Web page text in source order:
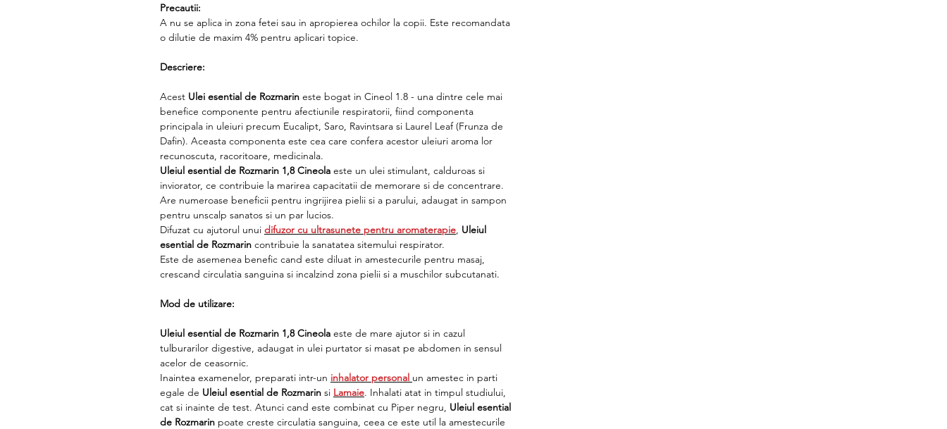
Precautii:
A nu se aplica in zona fetei sau in apropierea ochilor la copii. Este recomandata
o dilutie de maxim 4% pentru aplicari topice.
Descriere:
Acest Ulei esential de Rozmarin este bogat in Cineol 1.8 - una dintre cele mai
benefice componente pentru afectiunile respiratorii, fiind componenta
principala in uleiuri precum Eucalipt, Saro, Ravintsara si Laurel Leaf (Frunza de
Dafin). Aceasta componenta este cea care confera acestor uleiuri aroma lor
recunoscuta, racoritoare, medicinala.
Uleiul esential de Rozmarin 1,8 Cineola este un ulei stimulant, calduroas si
inviorator, ce contribuie la marirea capacitatii de memorare si de concentrare.
Are numeroase beneficii pentru ingrijirea pielii si a parului, adaugat in sampon
pentru unscalp sanatos si un par lucios.
Difuzat cu ajutorul unui difuzor cu ultrasunete pentru aromaterapie, Uleiul
esential de Rozmarin contribuie la sanatatea sitemului respirator.
Este de asemenea benefic cand este diluat in amestecurile pentru masaj,
crescand circulatia sanguina si incalzind zona pielii si a muschilor subcutanati.
Mod de utilizare:
Uleiul esential de Rozmarin 1,8 Cineola este de mare ajutor si in cazul
tulburarilor digestive, adaugat in ulei purtator si masat pe abdomen in sensul
acelor de ceasornic.
Inaintea examenelor, preparati intr-un inhalator personal un amestec in parti
egale de Uleiul esential de Rozmarin si Lamaie. Inhalati atat in timpul studiului,
cat si inainte de test. Atunci cand este combinat cu Piper negru, Uleiul esential
de Rozmarin poate creste circulatia sanguina, ceea ce este util la amestecurile